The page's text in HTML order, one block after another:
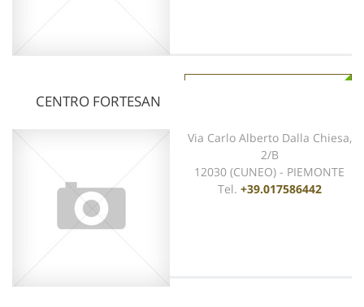
CENTRO FORTESAN
Via Carlo Alberto Dalla Chiesa,
2/B
12030 (CUNEO) - PIEMONTE
Tel. +39.017586442